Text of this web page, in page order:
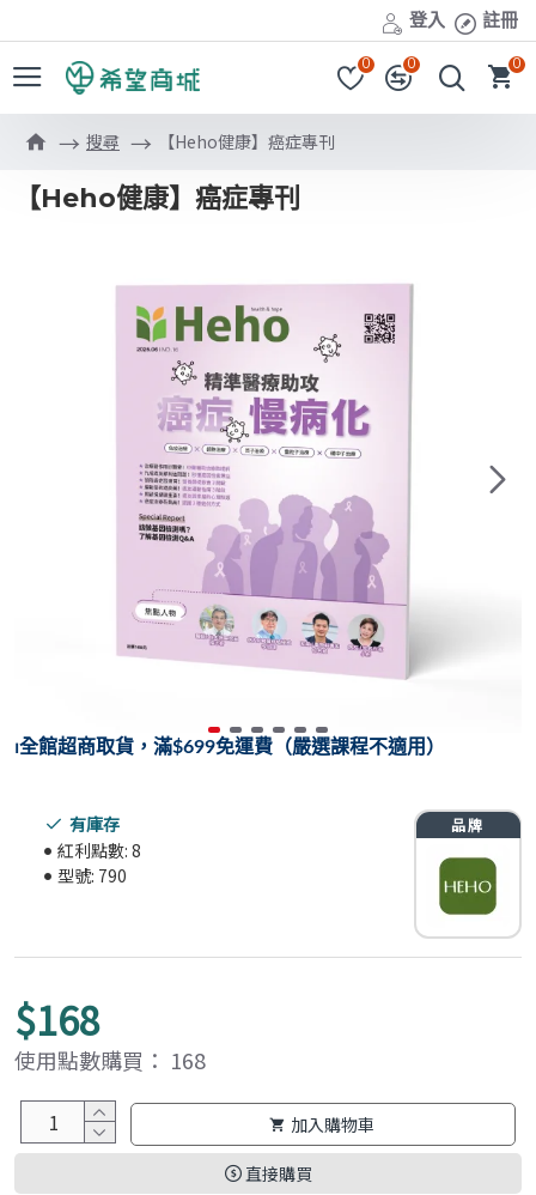
登入 註冊
0 0 0
搜尋 【Heho健康】癌症專刊
【Heho健康】癌症專刊
⏐全館超商取貨，滿$699免運費（嚴選課程不適用）
有庫存
紅利點數: 8
型號: 790
$168
使用點數購買： 168
加入購物車
直接購買